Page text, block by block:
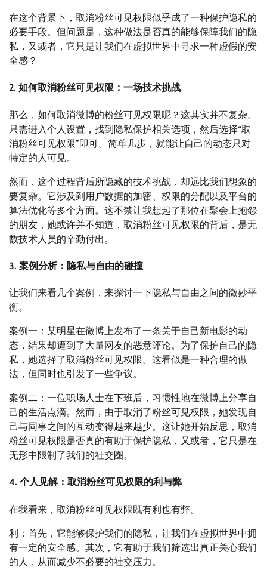
在这个背景下，取消粉丝可见权限似乎成了一种保护隐私的
必要手段。但问题是，这种做法是否真的能够保障我们的隐
私，又或者，它只是让我们在虚拟世界中寻求一种虚假的安
全感？
2. 如何取消粉丝可见权限：一场技术挑战
那么，如何取消微博的粉丝可见权限呢？这其实并不复杂。
只需进入个人设置，找到隐私保护相关选项，然后选择“取
消粉丝可见权限”即可。简单几步，就能让自己的动态只对
特定的人可见。
然而，这个过程背后所隐藏的技术挑战，却远比我们想象的
要复杂。它涉及到用户数据的加密、权限的分配以及平台的
算法优化等多个方面。这不禁让我想起了那位在聚会上抱怨
的朋友，她或许并不知道，取消粉丝可见权限的背后，是无
数技术人员的辛勤付出。
3. 案例分析：隐私与自由的碰撞
让我们来看几个案例，来探讨一下隐私与自由之间的微妙平
衡。
案例一：某明星在微博上发布了一条关于自己新电影的动
态，结果却遭到了大量网友的恶意评论。为了保护自己的隐
私，她选择了取消粉丝可见权限。这看似是一种合理的做
法，但同时也引发了一些争议。
案例二：一位职场人士在下班后，习惯性地在微博上分享自
己的生活点滴。然而，由于取消了粉丝可见权限，她发现自
己与同事之间的互动变得越来越少。这让她开始反思，取消
粉丝可见权限是否真的有助于保护隐私，又或者，它只是在
无形中限制了我们的社交圈。
4. 个人见解：取消粉丝可见权限的利与弊
在我看来，取消粉丝可见权限既有利也有弊。
利：首先，它能够保护我们的隐私，让我们在虚拟世界中拥
有一定的安全感。其次，它有助于我们筛选出真正关心我们
的人，从而减少不必要的社交压力。